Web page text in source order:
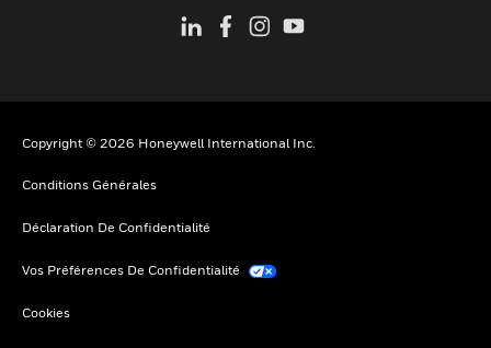
Copyright © 2026 Honeywell International Inc.
Conditions Générales
Déclaration De Confidentialité
Vos Préférences De Confidentialité
Cookies